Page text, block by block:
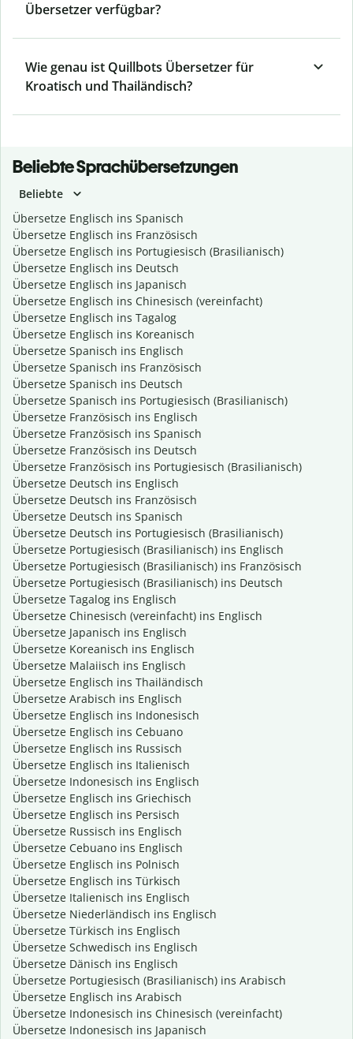
Übersetzer verfügbar?
Wie genau ist Quillbots Übersetzer für
Kroatisch und Thailändisch?
Beliebte Sprachübersetzungen
Beliebte
Übersetze Englisch ins Spanisch
Übersetze Englisch ins Französisch
Übersetze Englisch ins Portugiesisch (Brasilianisch)
Übersetze Englisch ins Deutsch
Übersetze Englisch ins Japanisch
Übersetze Englisch ins Chinesisch (vereinfacht)
Übersetze Englisch ins Tagalog
Übersetze Englisch ins Koreanisch
Übersetze Spanisch ins Englisch
Übersetze Spanisch ins Französisch
Übersetze Spanisch ins Deutsch
Übersetze Spanisch ins Portugiesisch (Brasilianisch)
Übersetze Französisch ins Englisch
Übersetze Französisch ins Spanisch
Übersetze Französisch ins Deutsch
Übersetze Französisch ins Portugiesisch (Brasilianisch)
Übersetze Deutsch ins Englisch
Übersetze Deutsch ins Französisch
Übersetze Deutsch ins Spanisch
Übersetze Deutsch ins Portugiesisch (Brasilianisch)
Übersetze Portugiesisch (Brasilianisch) ins Englisch
Übersetze Portugiesisch (Brasilianisch) ins Französisch
Übersetze Portugiesisch (Brasilianisch) ins Deutsch
Übersetze Tagalog ins Englisch
Übersetze Chinesisch (vereinfacht) ins Englisch
Übersetze Japanisch ins Englisch
Übersetze Koreanisch ins Englisch
Übersetze Malaiisch ins Englisch
Übersetze Englisch ins Thailändisch
Übersetze Arabisch ins Englisch
Übersetze Englisch ins Indonesisch
Übersetze Englisch ins Cebuano
Übersetze Englisch ins Russisch
Übersetze Englisch ins Italienisch
Übersetze Indonesisch ins Englisch
Übersetze Englisch ins Griechisch
Übersetze Englisch ins Persisch
Übersetze Russisch ins Englisch
Übersetze Cebuano ins Englisch
Übersetze Englisch ins Polnisch
Übersetze Englisch ins Türkisch
Übersetze Italienisch ins Englisch
Übersetze Niederländisch ins Englisch
Übersetze Türkisch ins Englisch
Übersetze Schwedisch ins Englisch
Übersetze Dänisch ins Englisch
Übersetze Portugiesisch (Brasilianisch) ins Arabisch
Übersetze Englisch ins Arabisch
Übersetze Indonesisch ins Chinesisch (vereinfacht)
Übersetze Indonesisch ins Japanisch